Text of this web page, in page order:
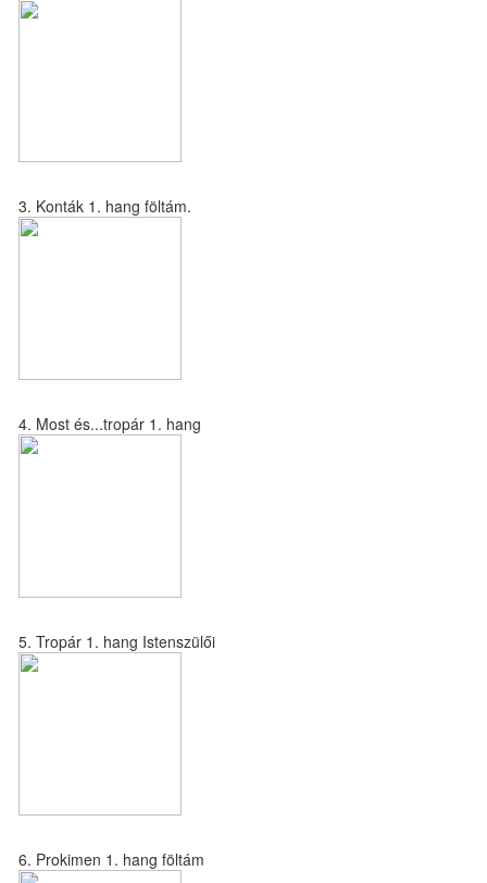
3. Konták 1. hang föltám.
4. Most és...tropár 1. hang
5. Tropár 1. hang Istenszülői
6. Prokimen 1. hang föltám